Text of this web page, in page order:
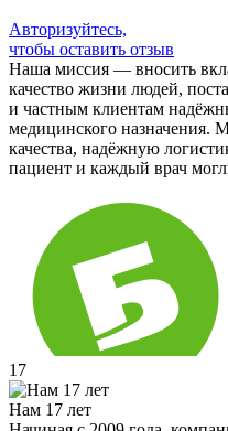
Авторизуйтесь,
чтобы оставить отзыв
Наша миссия — вносить
качество жизни людей,
и частным клиентам
медицинского назначения.
качества, надёжную
пациент и каждый врач
17
Нам 17 лет